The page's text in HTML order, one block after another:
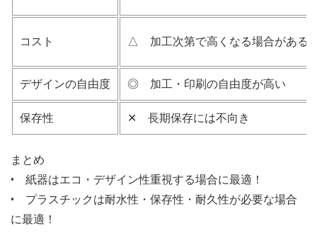
コスト △ 加工次第で高くなる場合がある
デザインの自由度 ◎ 加工・印刷の自由度が高い
保存性 ✕ 長期保存には不向き
まとめ
• 紙器はエコ・デザイン性重視する場合に最適！
• プラスチックは耐水性・保存性・耐久性が必要な場合
に最適！